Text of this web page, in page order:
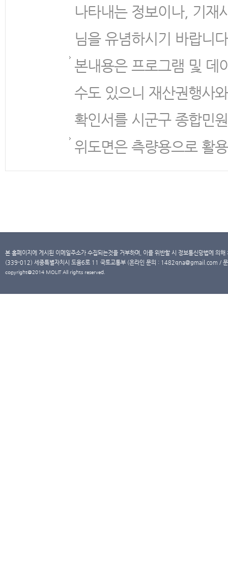
나타내는 정보이나, 기재
님을 유념하시기 바랍니
본내용은 프로그램 및 데
수도 있으니 재산권행사
확인서를 시군구 종합민
위도면은 측량용으로 활
본 홈페이지에 게시된 이메일주소가 수집되는것을 거부하며, 이를 위반할 시 정보통신망법에 의
(339-012) 세종특별자치시 도움6로 11 국토교통부 (온라인 문의 : 1482qna@gmail.com /
copyright@2014 MOLIT All rights reserved.